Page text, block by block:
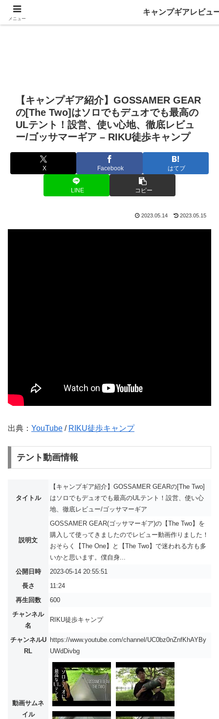
【キャンプギア紹介】GOSSAMER GEAR
の[The Two]はソロでもデュオでも最高の
ULテント！設営、使い心地、徹底レビュ
ー/ゴッサマーギア – RIKU徒歩キャンプ
X Facebook はてブ
LINE コピー
2023.05.14 2023.05.15
出典： YouTube / RIKU徒歩キャンプ
テント動画情報
タイトル
【キャンプギア紹介】GOSSAMER GEARの[The Two]
はソロでもデュオでも最高のULテント！設営、使い心
地、徹底レビュー/ゴッサマーギア
説明文
GOSSAMER GEAR(ゴッサマーギア)の【The Two】を
購入して使ってきましたのでレビュー動画作りました！
おそらく【The One】と【The Two】で迷われる方も多
いかと思います。僕自身...
公開日時
2023-05-14 20:55:51
長さ
11:24
再生回数
600
チャンネル
名
RIKU徒歩キャンプ
チャンネルU
RL
https://www.youtube.com/channel/UC0bz0nZnfKhAYBy
UWdDivbg
動画サムネ
イル
メニュー
キャンプギアレビュ